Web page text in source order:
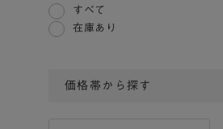
すべて
在庫あり
価格帯から探す